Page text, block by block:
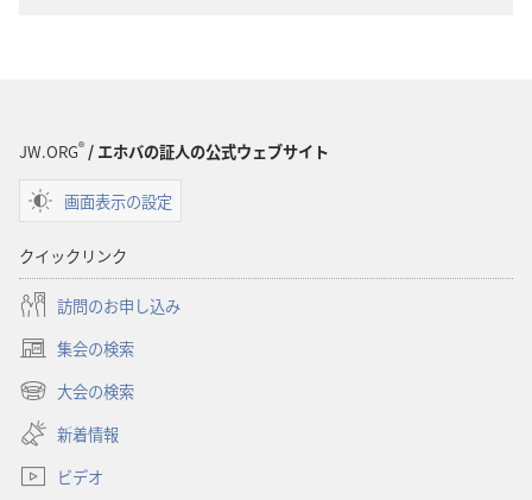
JW.ORG®/ エホバの証人の公式ウェブサイト
画面表示の設定
クイックリンク
訪問のお申し込み
集会の検索
（新
し
タ
で
大会の検索
（新
し
い
タ
新着情報
ビデオ